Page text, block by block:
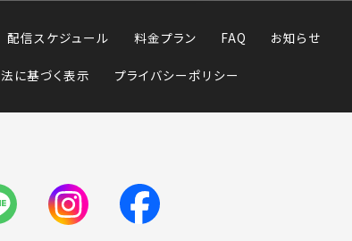
配信スケジュール 料金プラン FAQ お知らせ
に基づく表示 プライバシーポリシー